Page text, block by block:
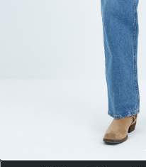
FULAR-SAÇ BANDI
VÜCUT AKSESUARI